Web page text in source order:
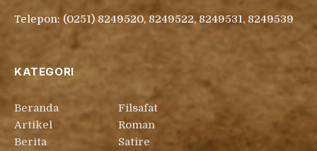
Telepon: (0251) 8249520, 8249522, 8249531, 8249539
KATEGORI
Beranda
Artikel
Berita
Filsafat
Roman
Satire